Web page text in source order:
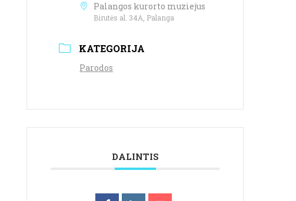
Palangos kurorto muziejus
Birutės al. 34A, Palanga
KATEGORIJA
Parodos
DALINTIS